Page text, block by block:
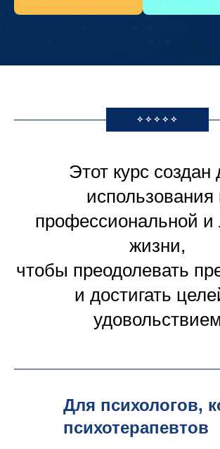
✧✧✧✧✧
Этот курс создан
использования
профессиональной и
жизни,
чтобы преодолевать
и достигать
удовольствием
Для психологов,
психотерапевтов